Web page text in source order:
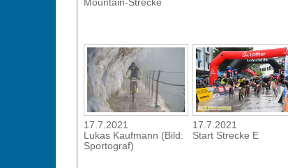
Mountain-Strecke
17.7.2021
Lukas Kaufmann (Bild:
Sportograf)
17.7.2021
Start Strecke E